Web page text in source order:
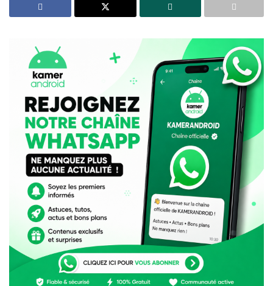
Ayoba : de 35 millions d’utilisateurs à la fermeture,
pourquoi MTN a retiré son « WhatsApp africain » du
Ces nouveaux tarifs concernent plusieurs catégories de
services, notamment la téléphonie fixe, la téléphonie
mobile, et les services d’accès à internet. L’objectif de
cette publication est de promouvoir la transparence et
la concurrence équitable sur le marché, conformément
aux directives du régulateur camerounais des
télécommunications, l’ART (Agence de Régulation des
Télécommunications).
Parmi les services concernés figurent les tarifs pour
l’interconnexion entre les différents opérateurs de
téléphonie et d’internet, ainsi que les tarifs des